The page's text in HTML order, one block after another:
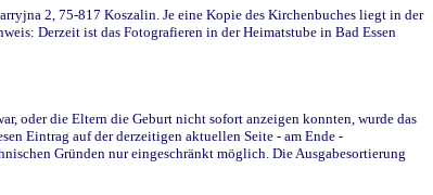
2, 75-817 Koszalin. Je eine Kopie des Kirchenbuches liegt in der
Derzeit ist das Fotografieren in der Heimatstube in Bad Essen
oder die Eltern die Geburt nicht sofort anzeigen konnten, wurde das
Eintrag auf der derzeitigen aktuellen Seite - am Ende -
Gründen nur eingeschränkt möglich. Die Ausgabesortierung